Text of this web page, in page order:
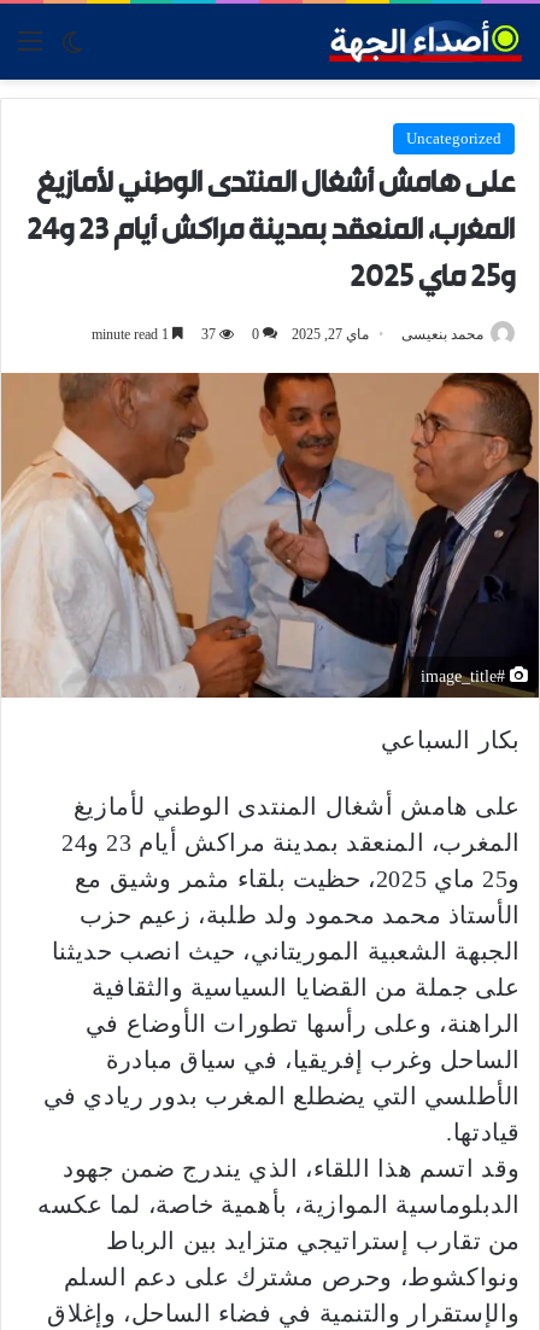
skin
Uncategorized
على هامش أشغال المنتدى الوطني لأمازيغ
المغرب، المنعقد بمدينة مراكش أيام 23 و24
و25 ماي 2025
محمد بنعيسى ماي 27, 2025 0
37
#image_title
بكار السباعي
على هامش أشغال المنتدى الوطني لأمازيغ
المغرب، المنعقد بمدينة مراكش أيام 23 و24
و25 ماي 2025، حظيت بلقاء مثمر وشيق مع
الأستاذ محمد محمود ولد طلبة، زعيم حزب
الجبهة الشعبية الموريتاني، حيث انصب حديثنا
على جملة من القضايا السياسية والثقافية
الراهنة، وعلى رأسها تطورات الأوضاع في
الساحل وغرب إفريقيا، في سياق مبادرة
الأطلسي التي يضطلع المغرب بدور ريادي في
قيادتها.
وقد اتسم هذا اللقاء، الذي يندرج ضمن جهود
الدبلوماسية الموازية، بأهمية خاصة، لما عكسه
من تقارب إستراتيجي متزايد بين الرباط
ونواكشوط، وحرص مشترك على دعم السلم
والإستقرار والتنمية في فضاء الساحل، وإغلاق